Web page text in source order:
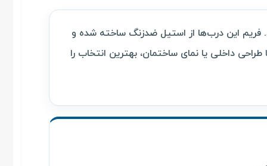
این درب‌ها از استیل ضدزنگ ساخته شده و
داخلی یا نمای ساختمان، بهترین انتخاب را